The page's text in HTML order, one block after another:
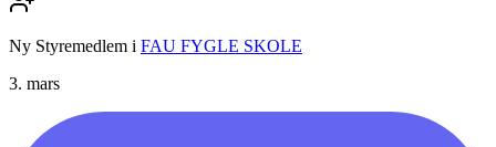
Ny Styremedlem i FAU FYGLE SKOLE
3. mars